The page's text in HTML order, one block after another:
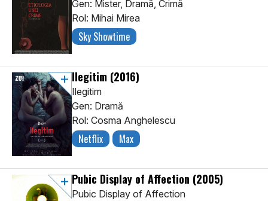
Gen: Mister, Dramă, Crimă
Rol: Mihai Mirea
Sky Showtime
Ilegitim (2016)
Ilegitim
Gen: Dramă
Rol: Cosma Anghelescu
Netflix Max
Pubic Display of Affection (2005)
Pubic Display of Affection